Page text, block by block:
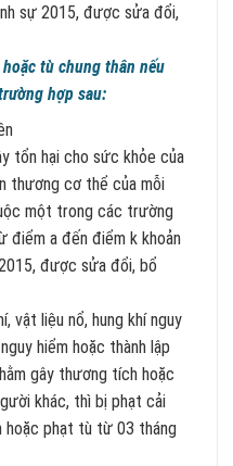
sự 2015, được sửa đổi,
tù chung thân nếu
hợp sau:
tổn hại cho sức khỏe của
thương cơ thể của mỗi
một trong các trường
điểm a đến điểm k khoản
được sửa đổi, bổ
vật liệu nổ, hung khí nguy
hiểm hoặc thành lập
gây thương tích hoặc
khác, thì bị phạt cải
hoặc phạt tù từ 03 tháng